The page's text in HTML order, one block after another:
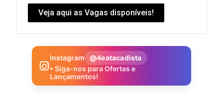
Veja aqui as Vagas disponíveis!
Instagram
@4eatacadista
• Siga-nos para Ofertas e
Lançamentos!